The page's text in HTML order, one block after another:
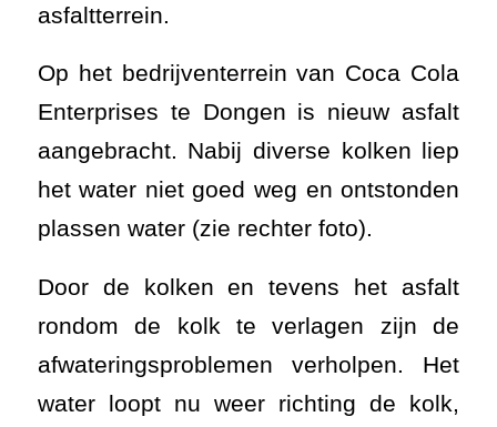
asfaltterrein.
Op het bedrijventerrein van Coca Cola
Enterprises te Dongen is nieuw asfalt
aangebracht. Nabij diverse kolken liep
het water niet goed weg en ontstonden
plassen water (zie rechter foto).
Door de kolken en tevens het asfalt
rondom de kolk te verlagen zijn de
afwateringsproblemen verholpen. Het
water loopt nu weer richting de kolk,